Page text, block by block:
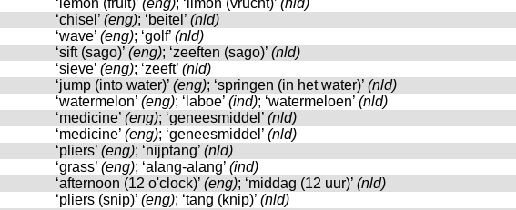
‘lemon (fruit)’ (eng); ‘limon (vrucht)’ (nld)
‘chisel’ (eng); ‘beitel’ (nld)
‘wave’ (eng); ‘golf’ (nld)
‘sift (sago)’ (eng); ‘zeeften (sago)’ (nld)
‘sieve’ (eng); ‘zeeft’ (nld)
‘jump (into water)’ (eng); ‘springen (in het water)’ (nld)
‘watermelon’ (eng); ‘laboe’ (ind); ‘watermeloen’ (nld)
‘medicine’ (eng); ‘geneesmiddel’ (nld)
‘medicine’ (eng); ‘geneesmiddel’ (nld)
‘pliers’ (eng); ‘nijptang’ (nld)
‘grass’ (eng); ‘alang-alang’ (ind)
‘afternoon (12 o'clock)’ (eng); ‘middag (12 uur)’ (nld)
‘pliers (snip)’ (eng); ‘tang (knip)’ (nld)